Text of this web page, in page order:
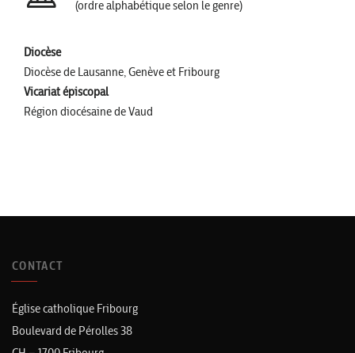
(ordre alphabétique selon le genre)
Diocèse
Diocèse de Lausanne, Genève et Fribourg
Vicariat épiscopal
Région diocésaine de Vaud
CONTACT
Église catholique Fribourg
Boulevard de Pérolles 38